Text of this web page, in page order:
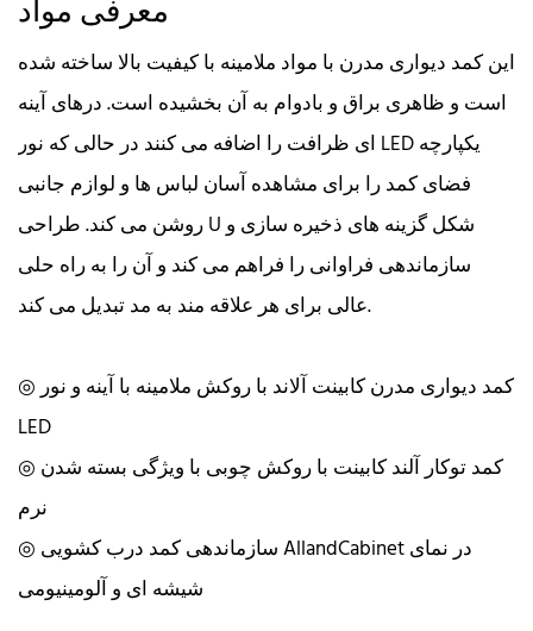
معرفی مواد
این کمد دیواری مدرن با مواد ملامینه با کیفیت بالا ساخته شده
است و ظاهری براق و بادوام به آن بخشیده است. درهای آینه
ای ظرافت را اضافه می کنند در حالی که نور LED یکپارچه
فضای کمد را برای مشاهده آسان لباس ها و لوازم جانبی
روشن می کند. طراحی U شکل گزینه های ذخیره سازی و
سازماندهی فراوانی را فراهم می کند و آن را به راه حلی
عالی برای هر علاقه مند به مد تبدیل می کند.
◎ کمد دیواری مدرن کابینت آلاند با روکش ملامینه با آینه و نور
LED
◎ کمد توکار آلند کابینت با روکش چوبی با ویژگی بسته شدن
نرم
◎ سازماندهی کمد درب کشویی AllandCabinet در نمای
شیشه ای و آلومینیومی